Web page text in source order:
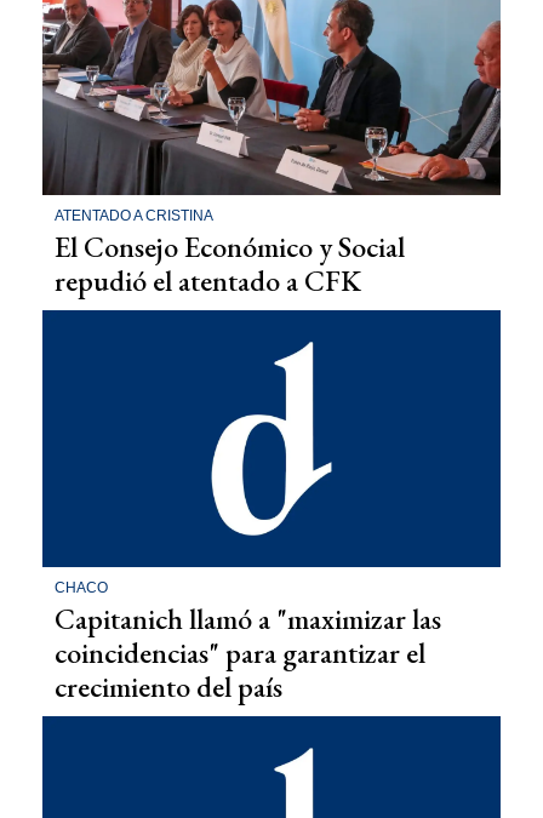
ATENTADO A CRISTINA
El Consejo Económico y Social
repudió el atentado a CFK
CHACO
Capitanich llamó a "maximizar las
coincidencias" para garantizar el
crecimiento del país